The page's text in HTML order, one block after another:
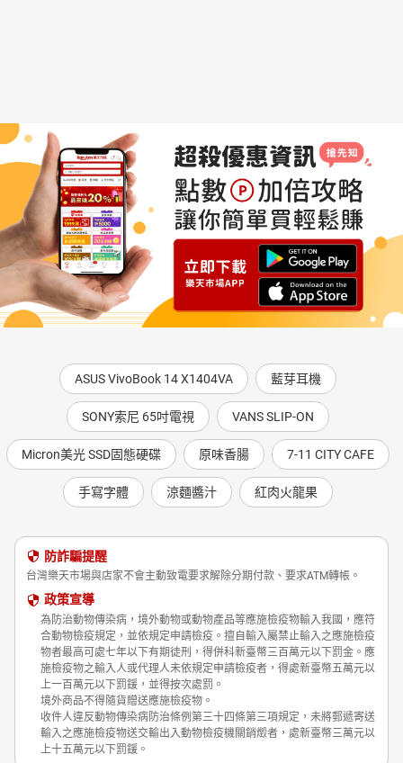
ASUS VivoBook 14 X1404VA 藍芽耳機
SONY索尼 65吋電視 VANS SLIP-ON
Micron美光 SSD固態硬碟 原味香腸 7-11 CITY CAFE
手寫字體 涼麵醬汁 紅肉火龍果
防詐騙提醒
台灣樂天市場與店家不會主動致電要求解除分期付款、要求ATM轉帳。
政策宣導
為防治動物傳染病，境外動物或動物產品等應施檢疫物輸入我國，應符
合動物檢疫規定，並依規定申請檢疫。擅自輸入屬禁止輸入之應施檢疫
物者最高可處七年以下有期徒刑，得併科新臺幣三百萬元以下罰金。應
施檢疫物之輸入人或代理人未依規定申請檢疫者，得處新臺幣五萬元以
上一百萬元以下罰鍰，並得按次處罰。
境外商品不得隨貨贈送應施檢疫物。
收件人違反動物傳染病防治條例第三十四條第三項規定，未將郵遞寄送
輸入之應施檢疫物送交輸出入動物檢疫機關銷燬者，處新臺幣三萬元以
上十五萬元以下罰鍰。